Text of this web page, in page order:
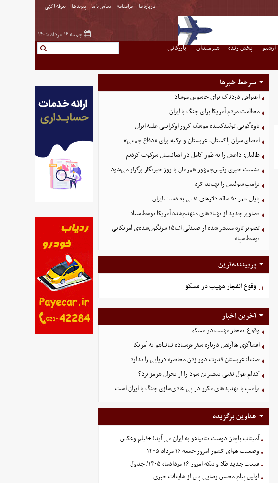
درباره ما مرامنامه تماس با ما پیوندها تعرفه اگهی
جمعه ۱۶ مرداد ۱۴۰۵
آرشیو پخش زنده هنرمندان
بازرگانی
سرخط خبرها
اعترافی دردناک برای جاسوس موساد
مخالفت مردم آمریکا برای جنگ با ایران
یاوه‌گویی تولیدکننده موشک کروز اوکراینی علیه ایران
امضای سران پاکستان، عربستان و ترکیه برای «دفاع جمعی»
طالبان: داعش را به طور کامل در افغانستان سرکوب کردیم
نشست خبری رئیس‌جمهور همزمان با روز خبرنگار برگزار می‌شود
ترامپ سوئیس را تهدید کرد
پایان عمر ۵۰ ساله دلارهای نفتی به دست ایران
تصاویر جدید از پهپادهای منهدم‌شده آمریکا توسط سپاه
تصویر تازه منتشر شده از صندلی اف۱۵ سرنگون‌شده‌ی آمریکایی
توسط سپاه
پربیننده‌ترین
۱. وقوع انفجار مهیب در مسکو
آخرین اخبار
وقوع انفجار مهیب در مسکو
افشاگری هاآرتص درباره سفر فرستاده نتانیاهو به آمریکا
صنعا: عربستان قدرت دور زدن محاصره دریایی را ندارد
کدام غول نفتی بیشترین سود را از بحران هرمز برد؟
ترامپ با تهدیدهای مکرر در پی عادی‌سازی جنگ با ایران است
عناوین برگزیده
آمیتاب باچان دوست نتانیاهو به ایران می آید! +فیلم وعکس
وضعیت هوای کشور امروز جمعه ۱۶ مرداد ۱۴۰۵
قیمت جدید طلا و سکه امروز ۱۶ مردادماه ۱۴۰۵/ جدول
اولین پیام محسن رضایی پس از شایعات خبری